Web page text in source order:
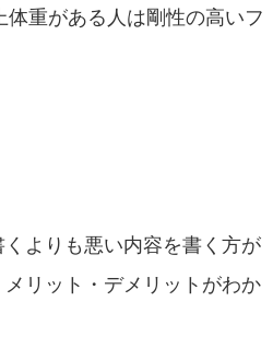
重がある人は剛性の高いフ
よりも悪い内容を書く方が
リット・デメリットがわか